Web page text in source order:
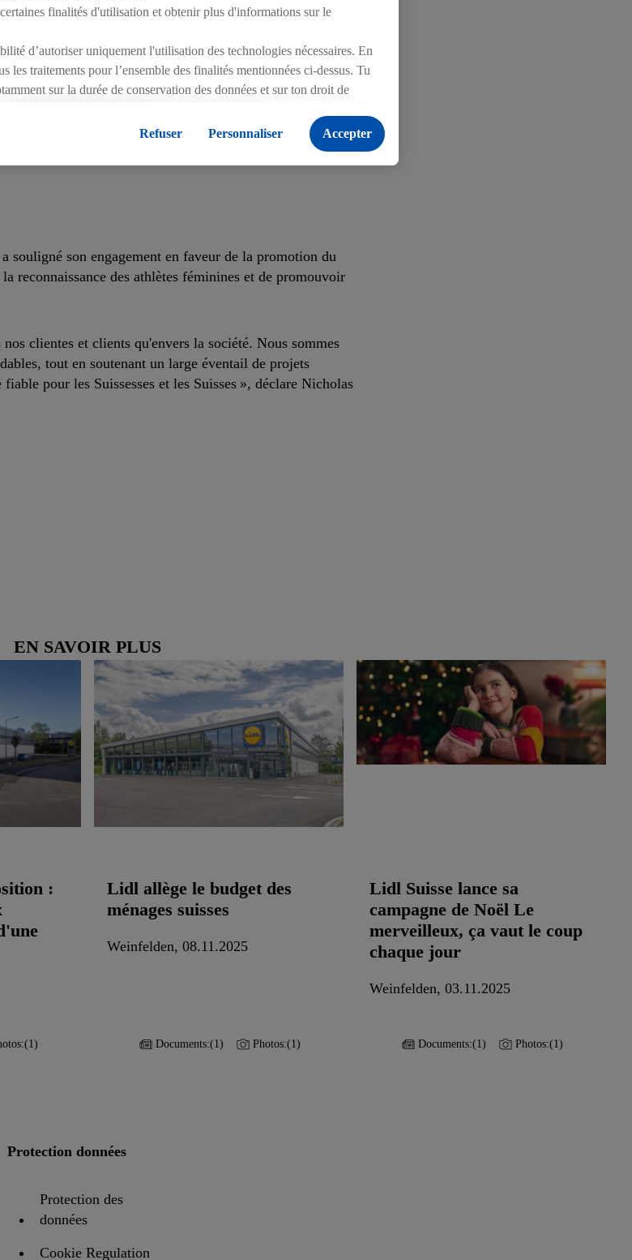
a soutenu le précieux travail de Table couvre-toi et de
« A Lidl Unihockey Support » a permis de verser
année, a été attribuée à l’organisation Petite Suisse afin de
souligné son engagement en faveur de la promotion du
des athlètes féminines et de promouvoir
clientes et clients qu'envers la société. Nous sommes
tout en soutenant un large éventail de projets
pour les Suissesses et les Suisses », déclare Nicholas
EN SAVOIR PLUS
:
(1)
Lidl allège le budget des
ménages suisses
Weinfelden, 08.11.2025
Documents:(1) Photos:(1)
Lidl Suisse lance sa
campagne de Noël Le
merveilleux, ça vaut le coup
chaque jour
Weinfelden, 03.11.2025
Documents:(1) Photos:(1)
Protection données
Protection des
données
Cookie Regulation
finalités d'utilisation et obtenir plus d'informations sur le
d’autoriser uniquement l'utilisation des technologies nécessaires. En
les traitements pour l’ensemble des finalités mentionnées ci-dessus. Tu
sur la durée de conservation des données et sur ton droit de
Refuser Personnaliser Accepter